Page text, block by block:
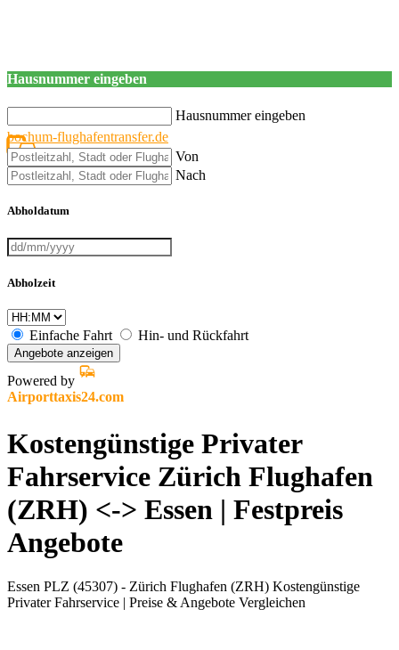
Hausnummer eingeben
Hausnummer eingeben
bochum-flughafentransfer.de
Von
Nach
Abholdatum
Abholzeit
Einfache Fahrt Hin- und Rückfahrt
Angebote anzeigen
Powered by
Airporttaxis24.com
Kostengünstige Privater
Fahrservice Zürich Flughafen
(ZRH) <-> Essen | Festpreis
Angebote
Essen PLZ (45307) - Zürich Flughafen (ZRH) Kostengünstige
Privater Fahrservice | Preise & Angebote Vergleichen